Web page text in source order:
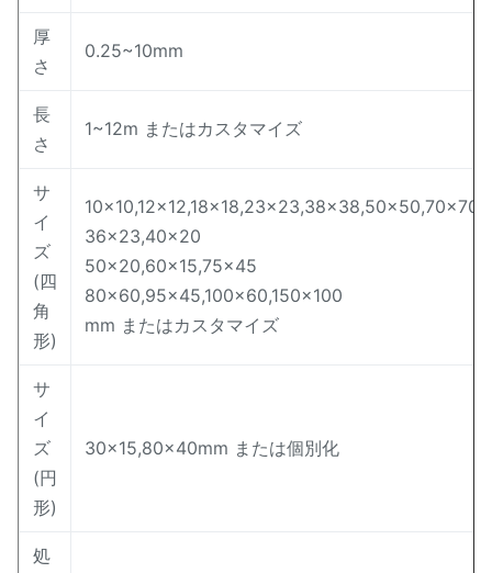
厚
さ
0.25~10mm
長
さ
1~12m またはカスタマイズ
サ
イ
ズ
(四
角
形)
36×23,40×20
50×20,60×15,75×45
80×60,95×45,100×60,150×100
mm またはカスタマイズ
サ
イ
ズ
(円
形)
30×15,80×40mm または個別化
処